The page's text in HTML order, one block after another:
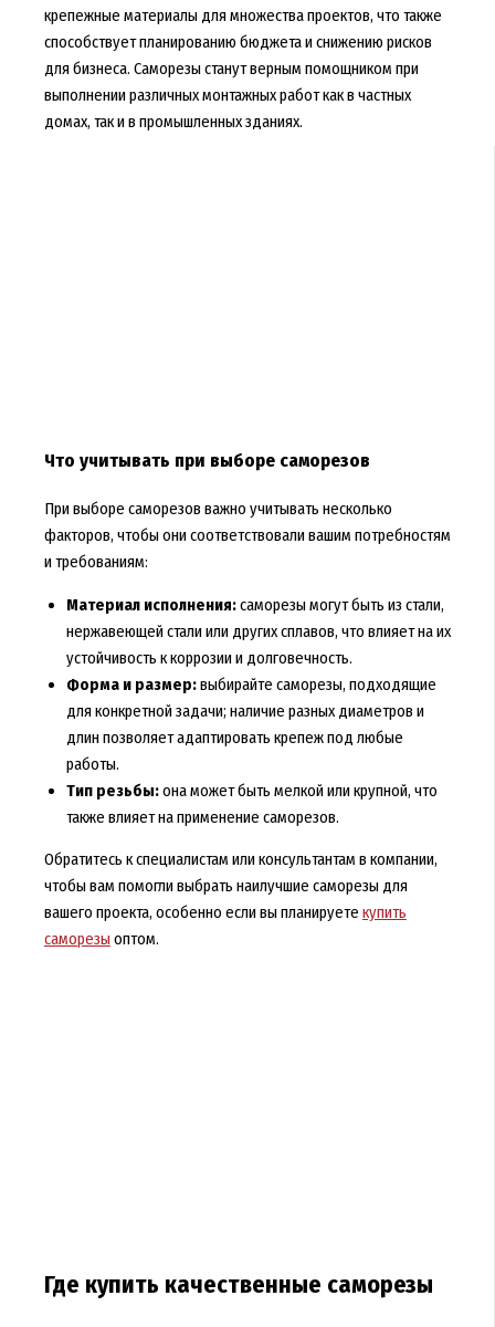
крепежные материалы для множества проектов, что также
способствует планированию бюджета и снижению рисков
для бизнеса. Саморезы станут верным помощником при
выполнении различных монтажных работ как в частных
домах, так и в промышленных зданиях.
Что учитывать при выборе саморезов
При выборе саморезов важно учитывать несколько
факторов, чтобы они соответствовали вашим потребностям
и требованиям:
Материал исполнения:саморезы могут быть из стали,
нержавеющей стали или других сплавов, что влияет на их
устойчивость к коррозии и долговечность.
Форма и размер:выбирайте саморезы, подходящие
для конкретной задачи; наличие разных диаметров и
длин позволяет адаптировать крепеж под любые
работы.
Тип резьбы:она может быть мелкой или крупной, что
также влияет на применение саморезов.
Обратитесь к специалистам или консультантам в компании,
чтобы вам помогли выбрать наилучшие саморезы для
вашего проекта, особенно если вы планируете купить
саморезы оптом.
Где купить качественные саморезы